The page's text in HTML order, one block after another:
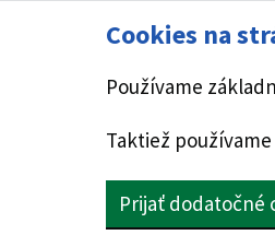
Cookies na
Používame
Taktiež
Prijať dodatočné
PRESKOČIŤ NA HLAVNÝ